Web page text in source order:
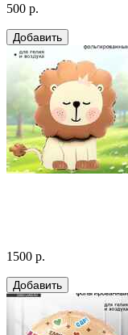
500 р.
1500 р.